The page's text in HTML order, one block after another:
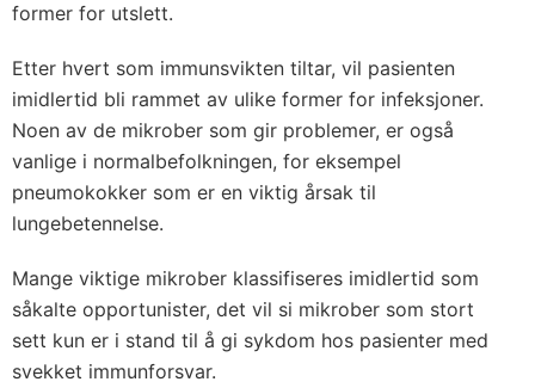
former for utslett.
Etter hvert som immunsvikten tiltar, vil pasienten
imidlertid bli rammet av ulike former for infeksjoner.
Noen av de mikrober som gir problemer, er også
vanlige i normalbefolkningen, for eksempel
pneumokokker som er en viktig årsak til
lungebetennelse.
Mange viktige mikrober klassifiseres imidlertid som
såkalte opportunister, det vil si mikrober som stort
sett kun er i stand til å gi sykdom hos pasienter med
svekket immunforsvar.